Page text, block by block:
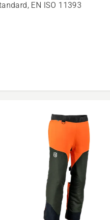
EN ISO 11393